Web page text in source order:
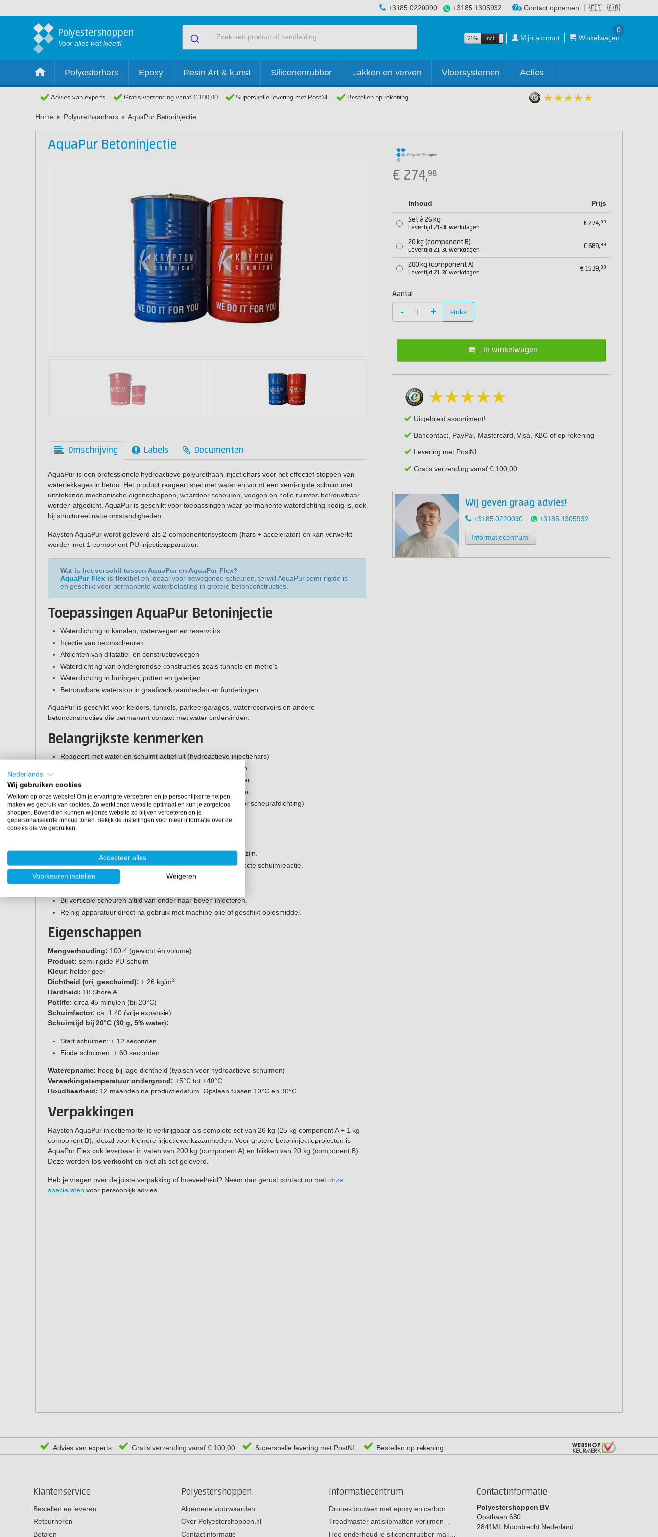
🇫🇷 🇬🇧
+3185 0220090 +3185 1305932 Contact opnemen
Polyestershoppen
Voor alles wat kleeft!
21% Incl. Excl. Mijn account Winkelwagen
0
Polyesterhars Epoxy Resin Art & kunst Siliconenrubber Lakken en verven Vloersystemen Acties
Advies van experts Gratis verzending vanaf € 100,00 Supersnelle levering met PostNL Bestellen op rekening
Home Polyurethaanhars AquaPur Betoninjectie
AquaPur Betoninjectie
Omschrijving Labels Documenten
AquaPur is een professionele hydroactieve polyurethaan injectiehars voor het effectief stoppen van
waterlekkages in beton. Het product reageert snel met water en vormt een semi-rigide schuim met
uitstekende mechanische eigenschappen, waardoor scheuren, voegen en holle ruimtes betrouwbaar
worden afgedicht. AquaPur is geschikt voor toepassingen waar permanente waterdichting nodig is, ook
bij structureel natte omstandigheden.
Rayston AquaPur wordt geleverd als 2-componentensysteem (hars + accelerator) en kan verwerkt
worden met 1-component PU-injectieapparatuur.
Wat is het verschil tussen AquaPur en AquaPur Flex?
AquaPur Flex is flexibel en ideaal voor bewegende scheuren, terwijl AquaPur semi-rigide is
en geschikt voor permanente waterbelasting in grotere betonconstructies.
Toepassingen AquaPur Betoninjectie
Waterdichting in kanalen, waterwegen en reservoirs
Injectie van betonscheuren
Afdichten van dilatatie- en constructievoegen
Waterdichting van ondergrondse constructies zoals tunnels en metro’s
Waterdichting in boringen, putten en galerijen
Betrouwbare waterstop in graafwerkzaamheden en funderingen
AquaPur is geschikt voor kelders, tunnels, parkeergarages, waterreservoirs en andere
betonconstructies die permanent contact met water ondervinden.
Belangrijkste kenmerken
Reageert met water en schuimt actief uit (hydroactieve injectiehars)
Semi-rigide schuim met goede mechanische eigenschappen
Blijvende waterdichtheid, zelfs bij langdurig contact met water
Geschikt voor scheuren en voegen volledig gevuld met water
CE-gecertificeerd volgens EN-1504-5 (injectieproducten voor scheurafdichting)
Duurzaam en betrouwbaar voor professioneel betonherstel
Gebruiksinstructies
Scheuren en voegen moeten stofvrij en vrij van losse delen zijn.
Voldoende water in de scheur is noodzakelijk voor een correcte schuimreactie.
Injecteer met geschikte PU-injectieapparatuur.
Bij verticale scheuren altijd van onder naar boven injecteren.
Reinig apparatuur direct na gebruik met machine-olie of geschikt oplosmiddel.
Eigenschappen
Mengverhouding: 100:4 (gewicht én volume)
Product: semi-rigide PU-schuim
Kleur: helder geel
Dichtheid (vrij geschuimd): ± 26 kg/m3
Hardheid: 18 Shore A
Potlife: circa 45 minuten (bij 20°C)
Schuimfactor: ca. 1:40 (vrije expansie)
Schuimtijd bij 20°C (30 g, 5% water):
Start schuimen: ± 12 seconden
Einde schuimen: ± 60 seconden
Wateropname: hoog bij lage dichtheid (typisch voor hydroactieve schuimen)
Verwerkingstemperatuur ondergrond: +5°C tot +40°C
Houdbaarheid: 12 maanden na productiedatum. Opslaan tussen 10°C en 30°C
Verpakkingen
Rayston AquaPur injectiemortel is verkrijgbaar als complete set van 26 kg (25 kg component A + 1 kg
component B), ideaal voor kleinere injectiewerkzaamheden. Voor grotere betoninjectieprojecten is
AquaPur Flex ook leverbaar in vaten van 200 kg (component A) en blikken van 20 kg (component B).
Deze worden los verkocht en niet als set geleverd.
Heb je vragen over de juiste verpakking of hoeveelheid? Neem dan gerust contact op met onze
specialisten voor persoonlijk advies.
€ 274,98
Inhoud Prijs
Set à 26 kg
Levertijd 21-30 werkdagen
€274,98
20 kg (component B)
Levertijd 21-30 werkdagen
€689,99
200 kg (component A)
Levertijd 21-30 werkdagen
€1539,99
Aantal
- + stuks
In winkelwagen
Uitgebreid assortiment!
Bancontact, PayPal, Mastercard, Visa, KBC of op rekening
Levering met PostNL
Gratis verzending vanaf € 100,00
Wij geven graag advies!
+3185 0220090 +3185 1305932
Informatiecentrum
Advies van experts Gratis verzending vanaf € 100,00 Supersnelle levering met PostNL Bestellen op rekening
Klantenservice
Bestellen en leveren
Retourneren
Betalen
Polyestershoppen
Algemene voorwaarden
Over Polyestershoppen.nl
Contactinformatie
Informatiecentrum
Drones bouwen met epoxy en carbon
Treadmaster antislipmatten verlijmen…
Hoe onderhoud je siliconenrubber mall…
Contactinformatie
Polyestershoppen BV
Oostbaan 680
2841ML Moordrecht Nederland
Nederlands
Wij gebruiken cookies
Welkom op onze website! Om je ervaring te verbeteren en je persoonlijker te helpen,
maken we gebruik van cookies. Zo werkt onze website optimaal en kun je zorgeloos
shoppen. Bovendien kunnen wij onze website zo blijven verbeteren en je
gepersonaliseerde inhoud tonen. Bekijk de instellingen voor meer informatie over de
cookies die we gebruiken.
Accepteer alles
Voorkeuren instellen Weigeren